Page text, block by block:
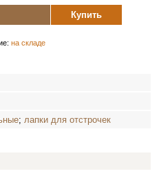
Купить
на складе
;лапки для отстрочек